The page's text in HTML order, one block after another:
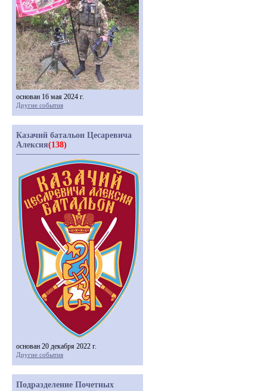
основан 16 мая 2024 г.
Другие события
Казачий батальон Цесаревича
Алексия(138)
основан 20 декабря 2022 г.
Другие события
Подразделение Почетных